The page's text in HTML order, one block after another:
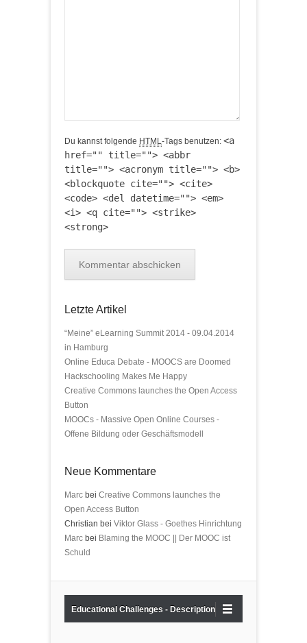
Du kannst folgende HTML-Tags benutzen: <a
href="" title=""> <abbr
title=""> <acronym title=""> <b>
<blockquote cite=""> <cite>
<code> <del datetime=""> <em>
<i> <q cite=""> <strike>
<strong>
Letzte Artikel
“Meine” eLearning Summit 2014 - 09.04.2014
in Hamburg
Online Educa Debate - MOOCS are Doomed
Hackschooling Makes Me Happy
Creative Commons launches the Open Access
Button
MOOCs - Massive Open Online Courses -
Offene Bildung oder Geschäftsmodell
Neue Kommentare
Marc bei Creative Commons launches the
Open Access Button
Christian bei Viktor Glass - Goethes Hinrichtung
Marc bei Blaming the MOOC || Der MOOC ist
Schuld
Educational Challenges - Description